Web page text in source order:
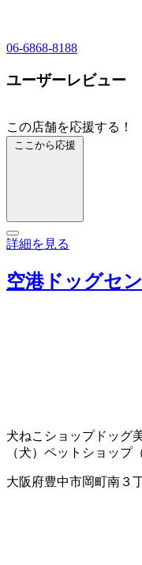
06-6868-8188
ユーザーレビュー
この店舗を応援する！
ここから応援
詳細を見る
空港ドッグセ
犬ねこショップドッグ
（犬） ペットショップ
大阪府豊中市岡町南３